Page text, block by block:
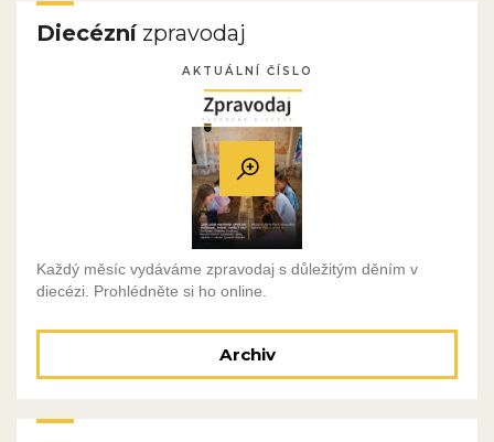
Diecéznízpravodaj
AKTUÁLNÍ ČÍSLO
Každý měsíc vydáváme zpravodaj s důležitým děním v
diecézi. Prohlédněte si ho online.
Archiv